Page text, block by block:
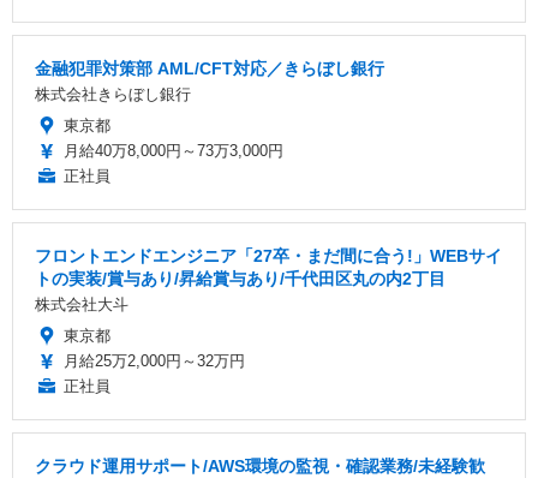
金融犯罪対策部 AML/CFT対応／きらぼし銀行
株式会社きらぼし銀行
東京都
月給40万8,000円～73万3,000円
正社員
フロントエンドエンジニア「27卒・まだ間に合う!」WEBサイ
トの実装/賞与あり/昇給賞与あり/千代田区丸の内2丁目
株式会社大斗
東京都
月給25万2,000円～32万円
正社員
クラウド運用サポート/AWS環境の監視・確認業務/未経験歓